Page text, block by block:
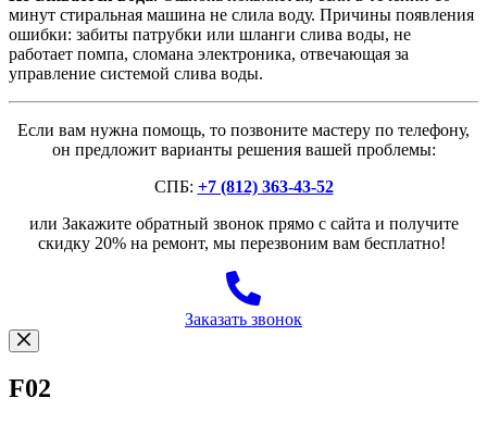
минут стиральная машина не слила воду. Причины появления
ошибки: забиты патрубки или шланги слива воды, не
работает помпа, сломана электроника, отвечающая за
управление системой слива воды.
Если вам нужна помощь, то позвоните мастеру по телефону,
он предложит варианты решения вашей проблемы:
СПБ: +7 (812) 363-43-52
или Закажите обратный звонок прямо с сайта и получите
скидку 20% на ремонт, мы перезвоним вам бесплатно!
Заказать звонок
F02